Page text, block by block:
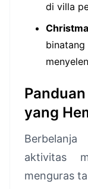
di villa
yang
aktivitas
menguras